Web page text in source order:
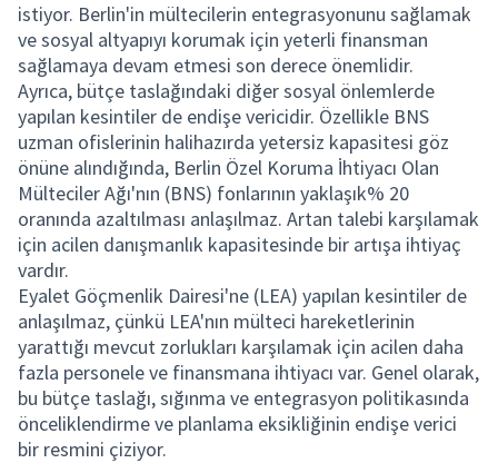
istiyor. Berlin'in mültecilerin entegrasyonunu sağlamak
ve sosyal altyapıyı korumak için yeterli finansman
sağlamaya devam etmesi son derece önemlidir.
Ayrıca, bütçe taslağındaki diğer sosyal önlemlerde
yapılan kesintiler de endişe vericidir. Özellikle BNS
uzman ofislerinin halihazırda yetersiz kapasitesi göz
önüne alındığında, Berlin Özel Koruma İhtiyacı Olan
Mülteciler Ağı'nın (BNS) fonlarının yaklaşık% 20
oranında azaltılması anlaşılmaz. Artan talebi karşılamak
için acilen danışmanlık kapasitesinde bir artışa ihtiyaç
vardır.
Eyalet Göçmenlik Dairesi'ne (LEA) yapılan kesintiler de
anlaşılmaz, çünkü LEA'nın mülteci hareketlerinin
yarattığı mevcut zorlukları karşılamak için acilen daha
fazla personele ve finansmana ihtiyacı var. Genel olarak,
bu bütçe taslağı, sığınma ve entegrasyon politikasında
önceliklendirme ve planlama eksikliğinin endişe verici
bir resmini çiziyor.